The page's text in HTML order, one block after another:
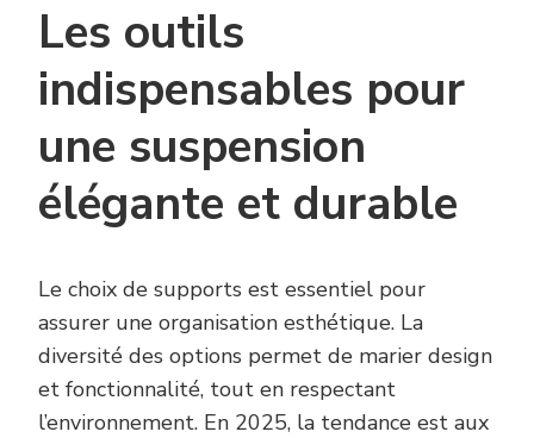
Les outils
indispensables pour
une suspension
élégante et durable
Le choix de supports est essentiel pour
assurer une organisation esthétique. La
diversité des options permet de marier design
et fonctionnalité, tout en respectant
l’environnement. En 2025, la tendance est aux